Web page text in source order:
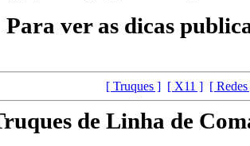
Para ver as dicas
[ Truques ] [ X11 ] [
de Linha de